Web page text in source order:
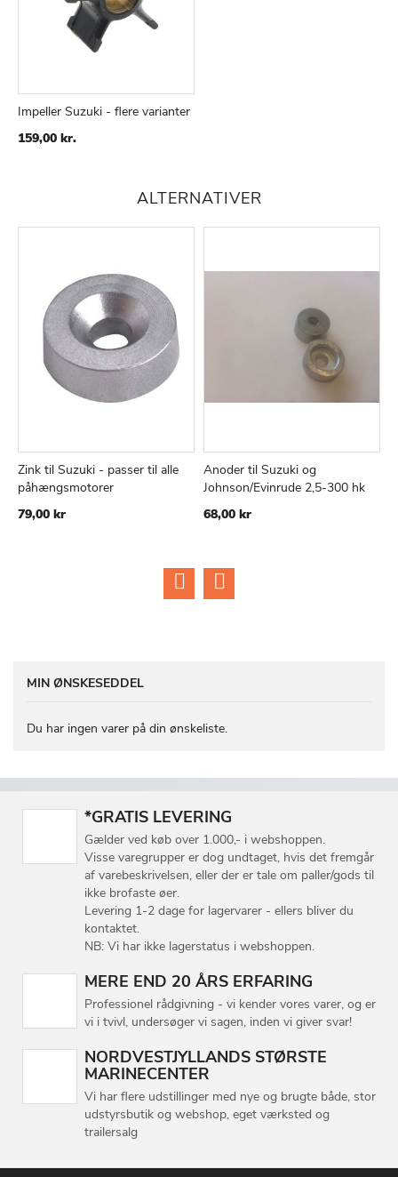
Impeller Suzuki - flere varianter
159,00 kr.
ALTERNATIVER
Læg i kurv SAMMENLIGN
Zink til Suzuki - passer til alle
påhængsmotorer
79,00 kr
Læg i kurv
TILFØJ
Anoder til Suzuki og
Johnson/Evinrude 2,5-300 hk
68,00 kr
MIN ØNSKESEDDEL
Du har ingen varer på din ønskeliste.
*GRATIS LEVERING
Gælder ved køb over 1.000,- i webshoppen.
Visse varegrupper er dog undtaget, hvis det fremgår
af varebeskrivelsen, eller der er tale om paller/gods til
ikke brofaste øer.
Levering 1-2 dage for lagervarer - ellers bliver du
kontaktet.
NB: Vi har ikke lagerstatus i webshoppen.
MERE END 20 ÅRS ERFARING
Professionel rådgivning - vi kender vores varer, og er
vi i tvivl, undersøger vi sagen, inden vi giver svar!
NORDVESTJYLLANDS STØRSTE
MARINECENTER
Vi har flere udstillinger med nye og brugte både, stor
udstyrsbutik og webshop, eget værksted og
trailersalg